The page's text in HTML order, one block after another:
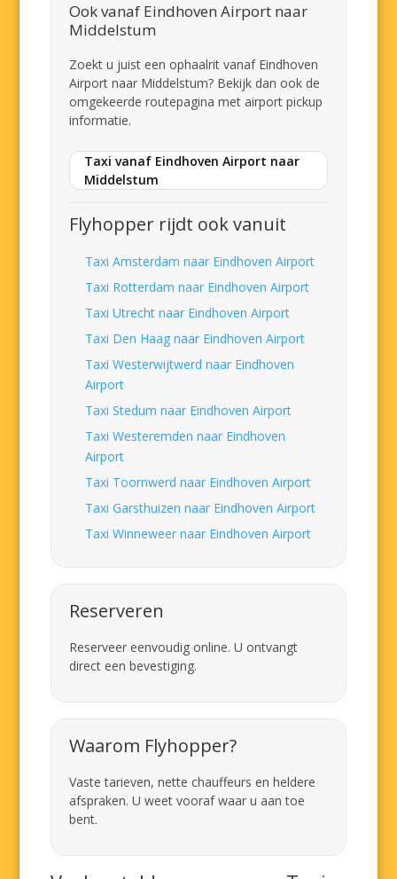
Ook vanaf Eindhoven Airport naar
Middelstum
Zoekt u juist een ophaalrit vanaf Eindhoven
Airport naar Middelstum? Bekijk dan ook de
omgekeerde routepagina met airport pickup
informatie.
Taxi vanaf Eindhoven Airport naar
Middelstum
Flyhopper rijdt ook vanuit
Taxi Amsterdam naar Eindhoven Airport
Taxi Rotterdam naar Eindhoven Airport
Taxi Utrecht naar Eindhoven Airport
Taxi Den Haag naar Eindhoven Airport
Taxi Westerwijtwerd naar Eindhoven
Airport
Taxi Stedum naar Eindhoven Airport
Taxi Westeremden naar Eindhoven
Airport
Taxi Toornwerd naar Eindhoven Airport
Taxi Garsthuizen naar Eindhoven Airport
Taxi Winneweer naar Eindhoven Airport
Reserveren
Reserveer eenvoudig online. U ontvangt
direct een bevestiging.
Waarom Flyhopper?
Vaste tarieven, nette chauffeurs en heldere
afspraken. U weet vooraf waar u aan toe
bent.